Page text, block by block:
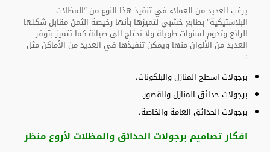
يرغب العديد من العملاء في تنفيذ هذا النوع من “المظلات
البلاستيكية” بطابع خشبي لتميزها بأنها رخيصة الثمن مقابل شكلها
الرائع وتدوم لسنوات طويلة ولا تحتاج الى صيانة كما تتميز بتوفر
العديد من الألوان منها ويمكن تنفيذها في العديد من الأماكن مثل
:
برجولات اسطح المنازل والبلكونات.
برجولات حدائق المنازل والقصور.
برجولات الحدائق العامة والخاصة.
افكار تصاميم برجولات الحدائق والمظلات لأروع منظر